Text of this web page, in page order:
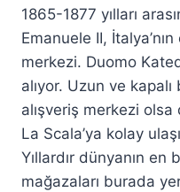
1865-1877 yılları
Emanuele II,
merkezi. Duomo
alıyor. Uzun ve
alışveriş merkezi olsa
La Scala’ya kolay
Yıllardır dünyanın en
mağazaları burada